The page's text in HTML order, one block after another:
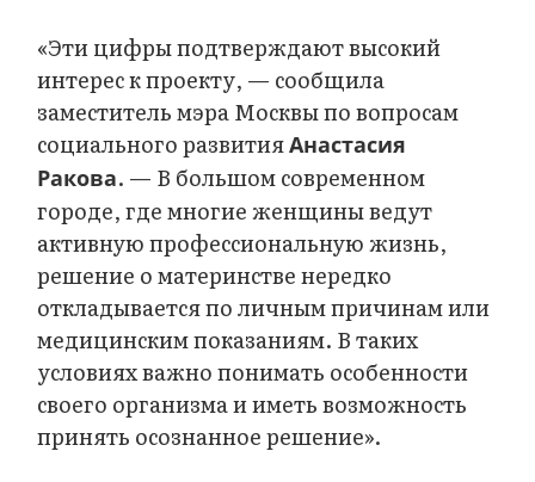
«Эти цифры подтверждают высокий
интерес к проекту, — сообщила
заместитель мэра Москвы по вопросам
социального развитияАнастасия
Ракова. — В большом современном
городе, где многие женщины ведут
активную профессиональную жизнь,
решение о материнстве нередко
откладывается по личным причинам или
медицинским показаниям. В таких
условиях важно понимать особенности
своего организма и иметь возможность
принять осознанное решение».‎